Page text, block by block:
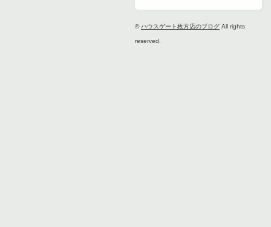
©ハウスゲート枚方店のブログ All rights
reserved.